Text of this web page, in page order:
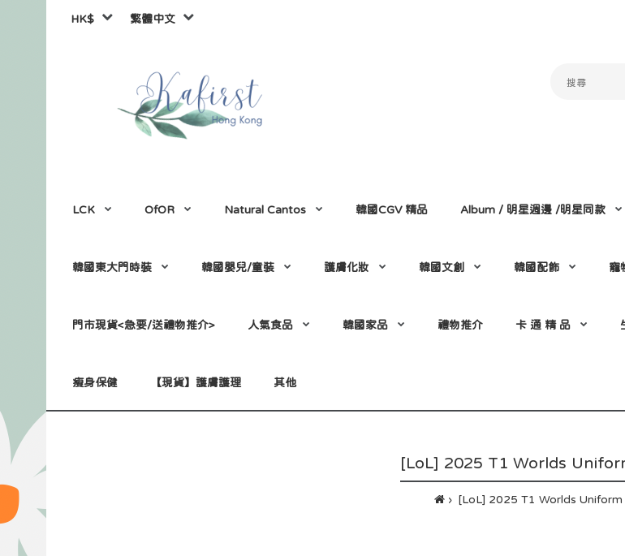
HK$ 繁體中文
LCK OfOR Natural Cantos 韓國CGV 精品 Album / 明星週邊 /明星同款
韓國東大門時裝 韓國嬰兒/童裝 護膚化妝 韓國文創 韓國配飾 寵
門市現貨<急要/送禮物推介> 人氣食品 韓國家品 禮物推介 卡 通 精 品
瘦身保健 【現貨】護膚護理 其他
[LoL] 2025 T1 Worlds
[LoL] 2025 T1 Worlds Uniform